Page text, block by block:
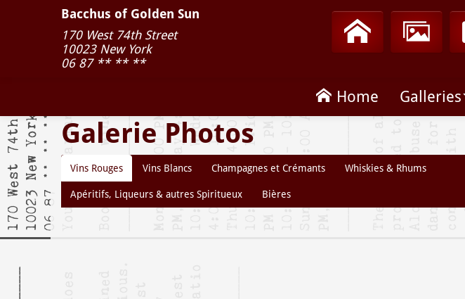
Bacchus of Golden Sun
170 West 74th Street
10023 New York
06 87 ** ** **
Home Galleries
Galerie Photos
Vins Rouges Vins Blancs Champagnes et Crémants Whiskies & Rhums
Apéritifs, Liqueurs & autres Spiritueux Bières